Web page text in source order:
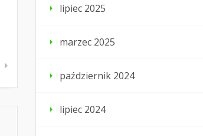
lipiec 2025
marzec 2025
październik 2024
lipiec 2024